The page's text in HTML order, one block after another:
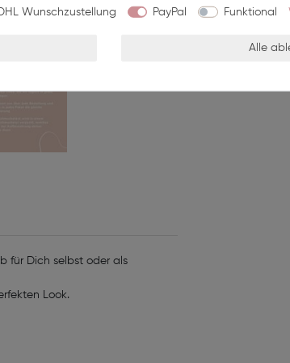
für Dich selbst oder als
Look.
Wunschzustellung PayPal Funktional
Alle